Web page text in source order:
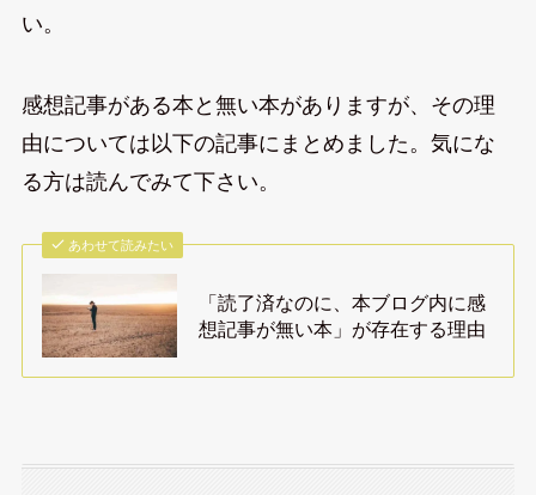
い。
感想記事がある本と無い本がありますが、その理
由については以下の記事にまとめました。気にな
る方は読んでみて下さい。
あわせて読みたい
「読了済なのに、本ブログ内に感
想記事が無い本」が存在する理由